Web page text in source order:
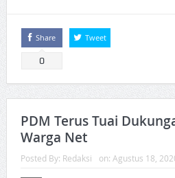
Share
0
Tweet
PDM Terus Tuai
Warga Net
Posted By: Redaksi on: Agustus 18,